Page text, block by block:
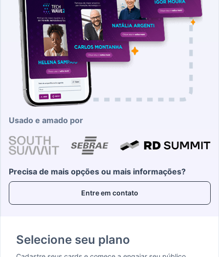
Selecione seu plano
Usado e amado por
Precisa de mais opções ou mais informações?
Entre em contato